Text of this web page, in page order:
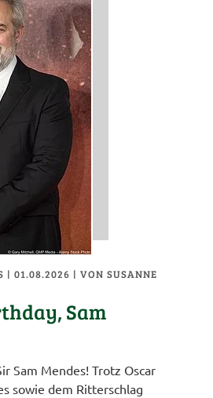
| 01.08.2026 |VON SUSANNE
Sam
Sam Mendes! Trotz Oscar
sowie dem Ritterschlag